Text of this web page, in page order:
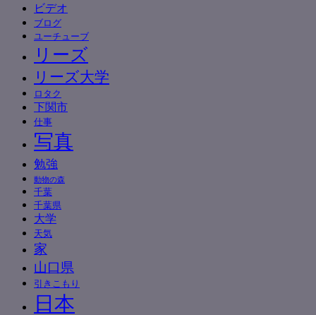
ビデオ
ブログ
ユーチューブ
リーズ
リーズ大学
ロタク
下関市
仕事
写真
勉強
動物の森
千葉
千葉県
大学
天気
家
山口県
引きこもり
日本